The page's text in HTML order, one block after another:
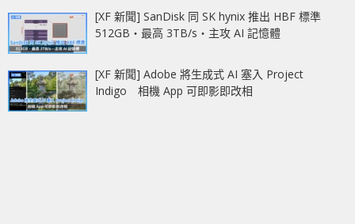
[XF 新聞] SanDisk 同 SK hynix 推出 HBF 標準
512GB‧最高 3TB/s‧主攻 AI 記憶體
[XF 新聞] Adobe 將生成式 AI 塞入 Project
Indigo 相機 App 可即影即改相